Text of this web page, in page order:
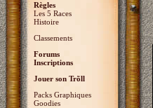
Règles
Les 5 Races
Histoire
Classements
Forums
Inscriptions
Jouer son Trõll
Packs Graphiques
Goodies